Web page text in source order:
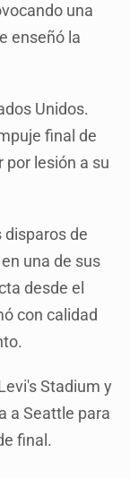
una
enseñó la
Unidos.
final de
por lesión a su
disparos de
una de sus
desde el
con calidad
Stadium y
a Seattle para
final.